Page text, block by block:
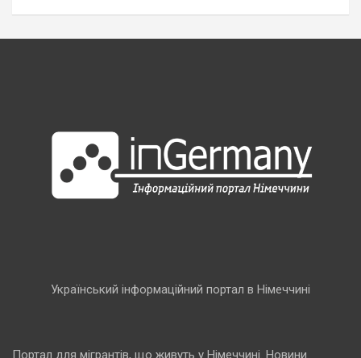
Український інформаційний портал в Німеччині
Портал для мігрантів, що живуть у Німеччині. Новини